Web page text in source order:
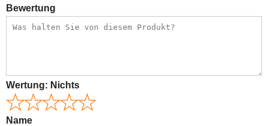
Bewertung
Wertung: Nichts
Name